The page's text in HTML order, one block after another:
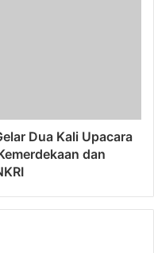
Dua Kali Upacara
dan